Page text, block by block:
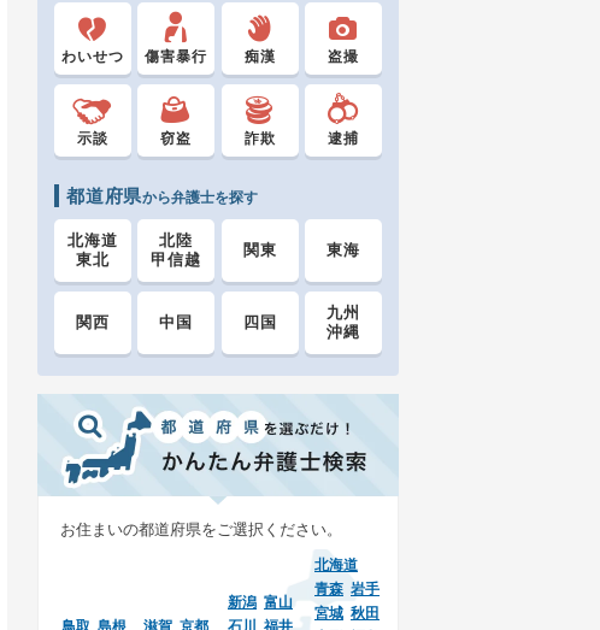
わいせつ 傷害暴行 痴漢 盗撮
示談 窃盗 詐欺 逮捕
都道府県から弁護士を探す
北海道
東北
北陸
甲信越
関東 東海
関西 中国 四国
九州
沖縄
お住まいの都道府県をご選択ください。
北海道
青森 岩手
宮城 秋田
新潟 富山
石川
福井
滋賀 京都
鳥取 島根